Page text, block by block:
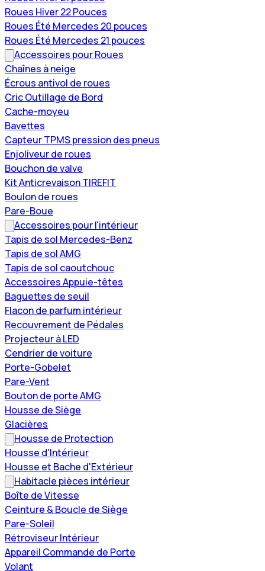
Roues Hiver 22 Pouces
Roues Été Mercedes 20 pouces
Roues Été Mercedes 21 pouces
Accessoires pour Roues
Chaînes à neige
Écrous antivol de roues
Cric Outillage de Bord
Cache-moyeu
Bavettes
Capteur TPMS pression des pneus
Enjoliveur de roues
Bouchon de valve
Kit Anticrevaison TIREFIT
Boulon de roues
Pare-Boue
Accessoires pour l'intérieur
Tapis de sol Mercedes-Benz
Tapis de sol AMG
Tapis de sol caoutchouc
Accessoires Appuie-têtes
Baguettes de seuil
Flacon de parfum intérieur
Recouvrement de Pédales
Projecteur à LED
Cendrier de voiture
Porte-Gobelet
Pare-Vent
Bouton de porte AMG
Housse de Siège
Glacières
Housse de Protection
Housse d'Intérieur
Housse et Bache d'Extérieur
Habitacle pièces intérieur
Boîte de Vitesse
Ceinture & Boucle de Siège
Pare-Soleil
Rétroviseur Intérieur
Appareil Commande de Porte
Volant